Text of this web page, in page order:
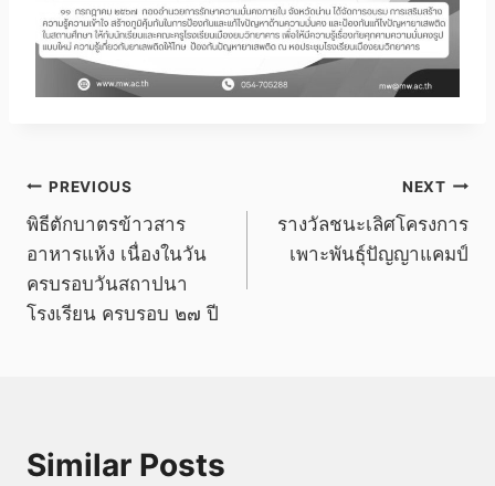
แนะแนว
เรื่อง
PREVIOUS
พิธีตักบาตรข้าวสาร
อาหารแห้ง เนื่องในวัน
ครบรอบวันสถาปนา
โรงเรียน ครบรอบ ๒๗ ปี
NEXT
รางวัลชนะเลิศโครงการ
เพาะพันธุ์ปัญญาแคมป์
Similar Posts